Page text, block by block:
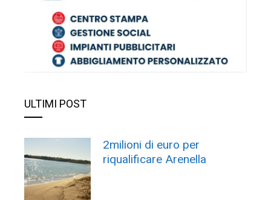
ULTIMI POST
2milioni di euro per
riqualificare Arenella